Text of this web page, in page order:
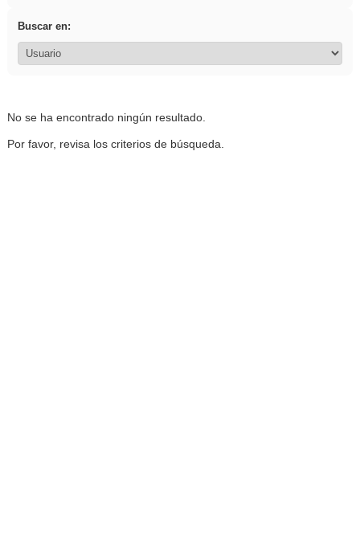
Buscar en:
No se ha encontrado ningún resultado.
Por favor, revisa los criterios de búsqueda.